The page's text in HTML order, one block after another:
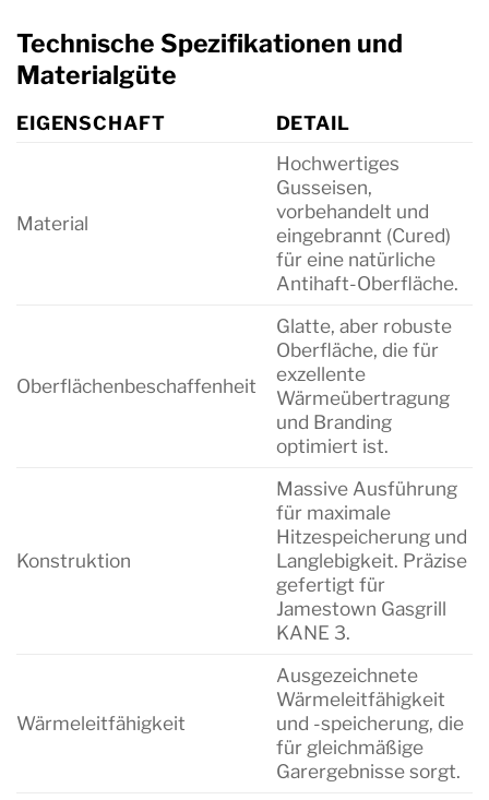
Technische Spezifikationen und
Materialgüte
EIGENSCHAFT DETAIL
Material
Hochwertiges
Gusseisen,
vorbehandelt und
eingebrannt (Cured)
für eine natürliche
Antihaft-Oberfläche.
Oberflächenbeschaffenheit
Glatte, aber robuste
Oberfläche, die für
exzellente
Wärmeübertragung
und Branding
optimiert ist.
Konstruktion
Massive Ausführung
für maximale
Hitzespeicherung und
Langlebigkeit. Präzise
gefertigt für
Jamestown Gasgrill
KANE 3.
Wärmeleitfähigkeit
Ausgezeichnete
Wärmeleitfähigkeit
und -speicherung, die
für gleichmäßige
Garergebnisse sorgt.